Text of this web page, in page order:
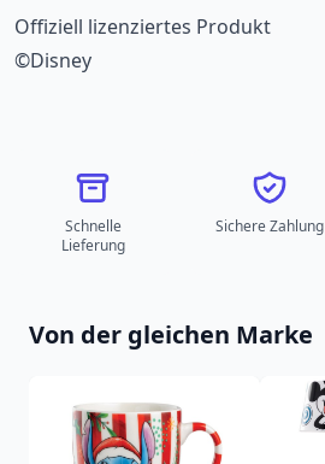
Offiziell lizenziertes Produkt
©Disney
Schnelle
Lieferung
Sichere Zahlung
Von der gleichen Marke